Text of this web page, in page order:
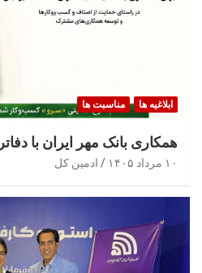
ابلاغیه ها مناسبت ها
همکاری بانک مهر ایران با
۱۰ مرداد ۱۴۰۵ ادمین کل